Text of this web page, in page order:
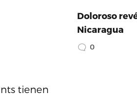
tienen
Doloroso
Nicaragua
0